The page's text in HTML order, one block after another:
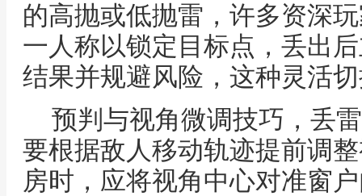
的高抛或低抛雷，许多资深
一人称以锁定目标点，丢出
结果并规避风险，这种灵活
预判与视角微调技巧，丢
要根据敌人移动轨迹提前调
房时，应将视角中心对准窗